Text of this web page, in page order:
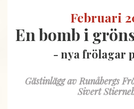
Februari
En bomb i
- nya frölagar
Gästinlägg av Runåbergs
Sivert